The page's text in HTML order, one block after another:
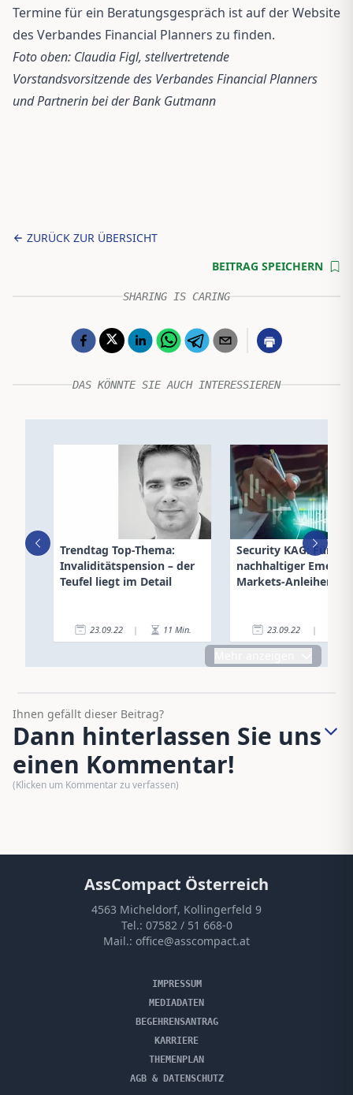
Termine für ein Beratungsgespräch ist auf der Website
des Verbandes Financial Planners zu finden.
Foto oben: Claudia Figl, stellvertretende
Vorstandsvorsitzende des Verbandes Financial Planners
und Partnerin bei der Bank Gutmann
ZURÜCK ZUR ÜBERSICHT
BEITRAG SPEICHERN
SHARING IS CARING
DAS KÖNNTE SIE AUCH INTERESSIEREN
Trendtag Top-Thema:
Invaliditätspension – der
Teufel liegt im Detail
23.09.22 | 11 Min.
Security KAG: Fünf
nachhaltiger
Markets-
23.09.22 |
Ihnen gefällt dieser Beitrag?
Dann hinterlassen Sie uns
einen Kommentar!
(Klicken um Kommentar zu verfassen)
AssCompact Österreich
4563 Micheldorf, Kollingerfeld 9
Tel.: 07582 / 51 668-0
Mail.: office@asscompact.at
IMPRESSUM
MEDIADATEN
BEGEHRENSANTRAG
KARRIERE
THEMENPLAN
AGB & DATENSCHUTZ